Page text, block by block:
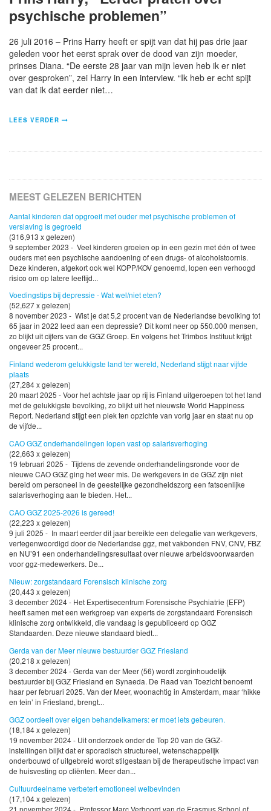
psychische problemen”
26 juli 2016 – Prins Harry heeft er spijt van dat hij pas drie jaar
geleden voor het eerst sprak over de dood van zijn moeder,
prinses Diana. “De eerste 28 jaar van mijn leven heb ik er niet
over gesproken”, zei Harry in een interview. “Ik heb er echt spijt
van dat ik dat eerder niet…
LEES VERDER
MEEST GELEZEN BERICHTEN
Aantal kinderen dat opgroeit met ouder met psychische problemen of
verslaving is gegroeid
(316,913 x gelezen)
9 september 2023 - Veel kinderen groeien op in een gezin met één of twee
ouders met een psychische aandoening of een drugs- of alcoholstoornis.
Deze kinderen, afgekort ook wel KOPP/KOV genoemd, lopen een verhoogd
risico om op latere leeftijd...
Voedingstips bij depressie - Wat wel/niet eten?
(52,627 x gelezen)
8 november 2023 - Wist je dat 5,2 procent van de Nederlandse bevolking tot
65 jaar in 2022 leed aan een depressie? Dit komt neer op 550.000 mensen,
zo blijkt uit cijfers van de GGZ Groep. En volgens het Trimbos Instituut krijgt
ongeveer 25 procent...
Finland wederom gelukkigste land ter wereld, Nederland stijgt naar vijfde
plaats
(27,284 x gelezen)
20 maart 2025 - Voor het achtste jaar op rij is Finland uitgeroepen tot het land
met de gelukkigste bevolking, zo blijkt uit het nieuwste World Happiness
Report. Nederland stijgt een plek ten opzichte van vorig jaar en staat nu op
de vijfde...
CAO GGZ onderhandelingen lopen vast op salarisverhoging
(22,663 x gelezen)
19 februari 2025 - Tijdens de zevende onderhandelingsronde voor de
nieuwe CAO GGZ ging het weer mis. De werkgevers in de GGZ zijn niet
bereid om personeel in de geestelijke gezondheidszorg een fatsoenlijke
salarisverhoging aan te bieden. Het...
CAO GGZ 2025-2026 is gereed!
(22,223 x gelezen)
9 juli 2025 - In maart eerder dit jaar bereikte een delegatie van werkgevers,
vertegenwoordigd door de Nederlandse ggz, met vakbonden FNV, CNV, FBZ
en NU’91 een onderhandelingsresultaat over nieuwe arbeidsvoorwaarden
voor ggz-medewerkers. De...
Nieuw: zorgstandaard Forensisch klinische zorg
(20,443 x gelezen)
3 december 2024 - Het Expertisecentrum Forensische Psychiatrie (EFP)
heeft samen met een werkgroep van experts de zorgstandaard Forensisch
klinische zorg ontwikkeld, die vandaag is gepubliceerd op GGZ
Standaarden. Deze nieuwe standaard biedt...
Gerda van der Meer nieuwe bestuurder GGZ Friesland
(20,218 x gelezen)
3 december 2024 - Gerda van der Meer (56) wordt zorginhoudelijk
bestuurder bij GGZ Friesland en Synaeda. De Raad van Toezicht benoemt
haar per februari 2025. Van der Meer, woonachtig in Amsterdam, maar ‘hikke
en tein’ in Friesland, brengt...
GGZ oordeelt over eigen behandelkamers: er moet iets gebeuren.
(18,184 x gelezen)
19 november 2024 - Uit onderzoek onder de Top 20 van de GGZ-
instellingen blijkt dat er sporadisch structureel, wetenschappelijk
onderbouwd of uitgebreid wordt stilgestaan bij de therapeutische impact van
de huisvesting op cliënten. Meer dan...
Cultuurdeelname verbetert emotioneel welbevinden
(17,104 x gelezen)
21 november 2024 - Professor Marc Verboord van de Erasmus School of